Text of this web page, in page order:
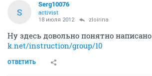
S
Serg10076
activist
18 июля 2012 zloirina
Ну здесь довольно понятно написано
k.net/instruction/group/10
ОТВЕТИТЬ